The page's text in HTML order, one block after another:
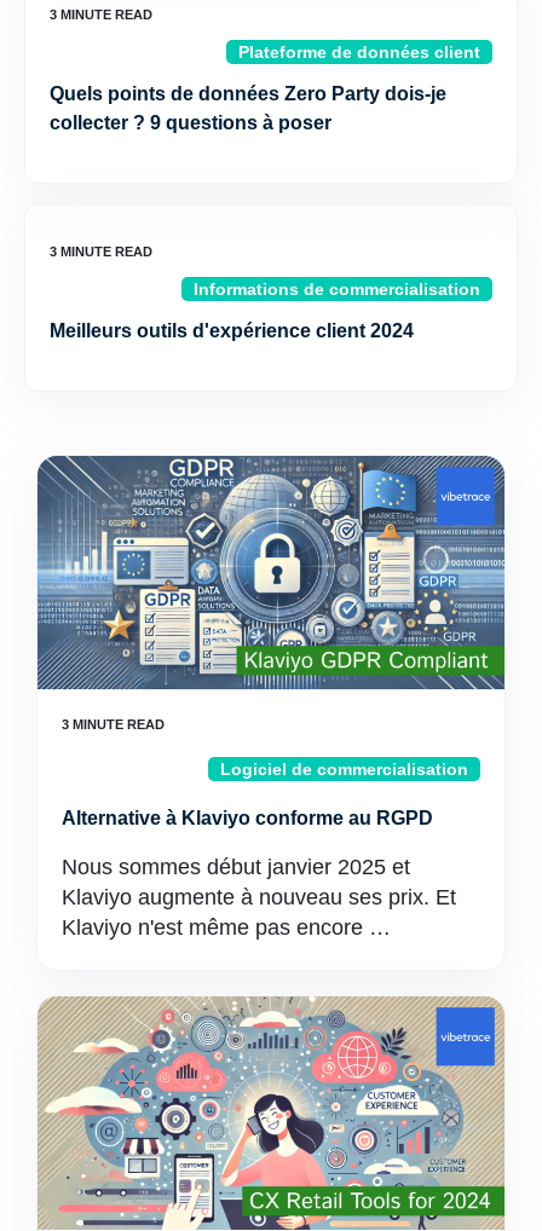
Plateforme de données client
Quels points de données Zero Party dois-je
collecter ? 9 questions à poser
Informations de commercialisation
Meilleurs outils d'expérience client 2024
Logiciel de commercialisation
Alternative à Klaviyo conforme au RGPD
Nous sommes début janvier 2025 et
Klaviyo augmente à nouveau ses prix. Et
Klaviyo n'est même pas encore …